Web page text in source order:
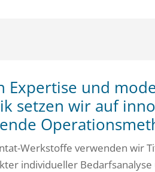
Expertise und
setzen wir auf
Werkstoffe verwenden wir
individueller